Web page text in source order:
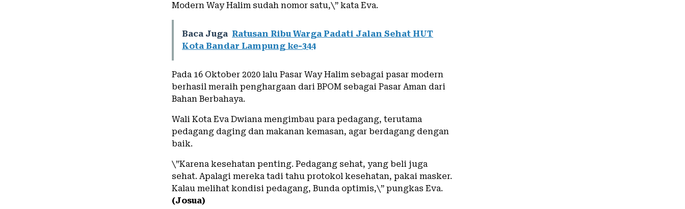
Modern Way Halim sudah nomor satu,\” kata Eva.
Baca Juga Ratusan Ribu Warga Padati Jalan Sehat HUT
Kota Bandar Lampung ke-344
Pada 16 Oktober 2020 lalu Pasar Way Halim sebagai pasar modern
berhasil meraih penghargaan dari BPOM sebagai Pasar Aman dari
Bahan Berbahaya.
Wali Kota Eva Dwiana mengimbau para pedagang, terutama
pedagang daging dan makanan kemasan, agar berdagang dengan
baik.
\”Karena kesehatan penting. Pedagang sehat, yang beli juga
sehat. Apalagi mereka tadi tahu protokol kesehatan, pakai masker.
Kalau melihat kondisi pedagang, Bunda optimis,\” pungkas Eva.
(Josua)